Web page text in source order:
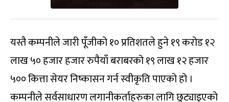
यस्तै कम्पनीले जारी पूँजीको १० प्रतिशतले हुने १९ करोड १२
लाख ५० हजार हजार रुपैयाँ बराबरको १९ लाख १२ हजार
५०० कित्ता सेयर निष्कासन गर्न स्वीकृति पाएको हो ।
कम्पनीले सर्वसाधारण लगानीकर्ताहरुका लागि छुट्याइएको